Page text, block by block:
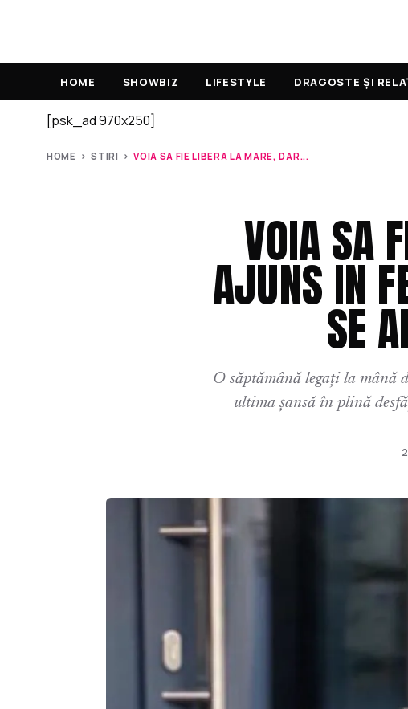
HOME SHOWBIZ LIFESTYLE DRAGOSTE ȘI
[psk_ad 970x250]
HOME ›STIRI ›VOIA SA FIE LIBERA LA MARE, DAR...
VOIA SA
AJUNS IN
SE
O săptămână legați la mână
ultima șansă în plină